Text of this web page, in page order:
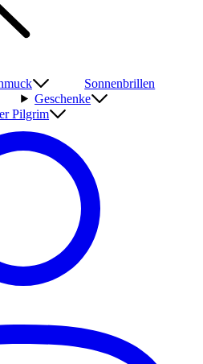
Sonnenbrillen
Geschenke
Pilgrim